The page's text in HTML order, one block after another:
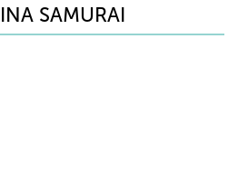
SAMURAI